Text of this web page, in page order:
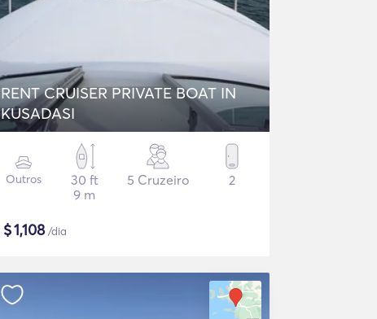
RENT CRUISER PRIVATE BOAT IN
KUSADASI
Outros
30 ft
9 m
5 Cruzeiro 2
$1,108/dia